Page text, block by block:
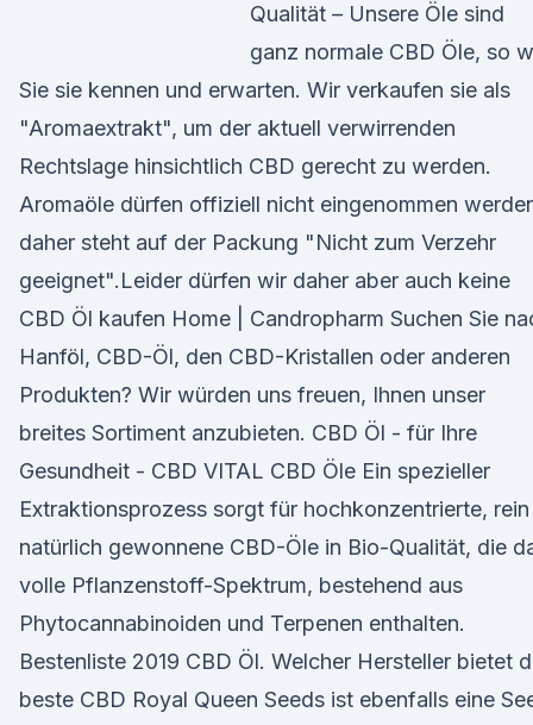
Qualität – Unsere Öle sind
ganz normale CBD Öle, so
Sie sie kennen und erwarten. Wir verkaufen sie als
"Aromaextrakt", um der aktuell verwirrenden
Rechtslage hinsichtlich CBD gerecht zu werden.
Aromaöle dürfen offiziell nicht eingenommen
daher steht auf der Packung "Nicht zum Verzehr
geeignet".Leider dürfen wir daher aber auch keine
CBD Öl kaufen Home | Candropharm Suchen Sie
Hanföl, CBD-Öl, den CBD-Kristallen oder anderen
Produkten? Wir würden uns freuen, Ihnen unser
breites Sortiment anzubieten. CBD Öl - für Ihre
Gesundheit - CBD VITAL CBD Öle Ein spezieller
Extraktionsprozess sorgt für hochkonzentrierte, rein
natürlich gewonnene CBD-Öle in Bio-Qualität, die
volle Pflanzenstoff-Spektrum, bestehend aus
Phytocannabinoiden und Terpenen enthalten.
Bestenliste 2019 CBD Öl. Welcher Hersteller bietet
beste CBD Royal Queen Seeds ist ebenfalls eine